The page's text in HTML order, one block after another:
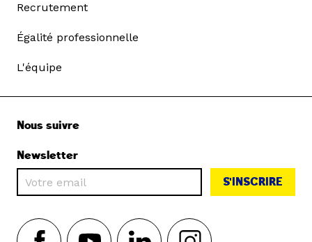
Recrutement
Égalité professionnelle
L'équipe
Nous suivre
Newsletter
S'INSCRIRE